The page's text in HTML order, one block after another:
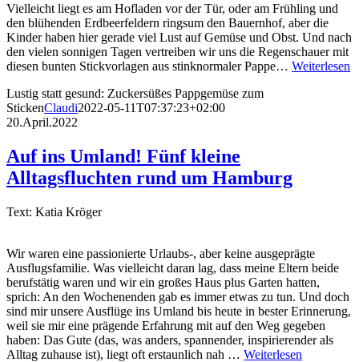
Vielleicht liegt es am Hofladen vor der Tür, oder am Frühling und
den blühenden Erdbeerfeldern ringsum den Bauernhof, aber die
Kinder haben hier gerade viel Lust auf Gemüse und Obst. Und nach
den vielen sonnigen Tagen vertreiben wir uns die Regenschauer mit
diesen bunten Stickvorlagen aus stinknormaler Pappe… Weiterlesen
Lustig statt gesund: Zuckersüßes Pappgemüse zum
StickenClaudi2022-05-11T07:37:23+02:00
20.April.2022
Auf ins Umland! Fünf kleine
Alltagsfluchten rund um Hamburg
Text: Katia Kröger
Wir waren eine passionierte Urlaubs-, aber keine ausgeprägte
Ausflugsfamilie. Was vielleicht daran lag, dass meine Eltern beide
berufstätig waren und wir ein großes Haus plus Garten hatten,
sprich: An den Wochenenden gab es immer etwas zu tun. Und doch
sind mir unsere Ausflüge ins Umland bis heute in bester Erinnerung,
weil sie mir eine prägende Erfahrung mit auf den Weg gegeben
haben: Das Gute (das, was anders, spannender, inspirierender als
Alltag zuhause ist), liegt oft erstaunlich nah … Weiterlesen